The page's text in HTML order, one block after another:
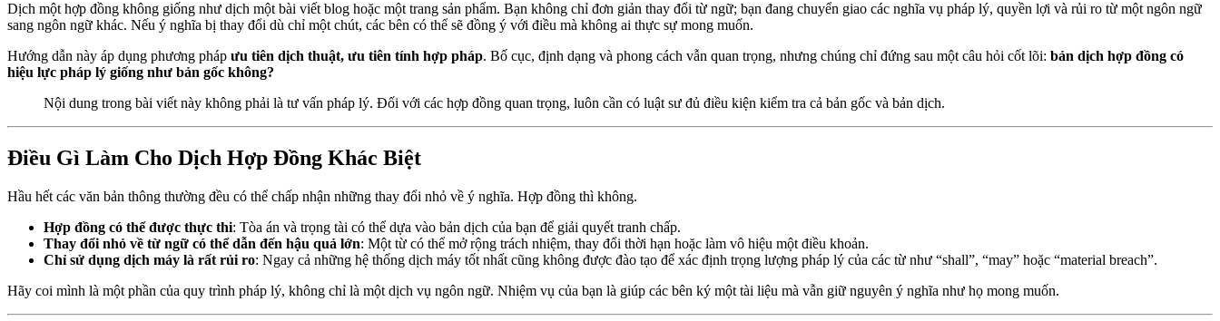
Dịch một hợp đồng không giống như dịch một bài viết blog hoặc một trang sản phẩm. Bạn không chỉ đơn giản thay đổi từ ngữ; bạn đang chuyển giao các nghĩa vụ pháp lý, quyền lợi và rủi ro từ một ngôn ngữ
sang ngôn ngữ khác. Nếu ý nghĩa bị thay đổi dù chỉ một chút, các bên có thể sẽ đồng ý với điều mà không ai thực sự mong muốn.
Hướng dẫn này áp dụng phương pháp ưu tiên dịch thuật, ưu tiên tính hợp pháp. Bố cục, định dạng và phong cách vẫn quan trọng, nhưng chúng chỉ đứng sau một câu hỏi cốt lõi: bản dịch hợp đồng có
hiệu lực pháp lý giống như bản gốc không?
Nội dung trong bài viết này không phải là tư vấn pháp lý. Đối với các hợp đồng quan trọng, luôn cần có luật sư đủ điều kiện kiểm tra cả bản gốc và bản dịch.
Điều Gì Làm Cho Dịch Hợp Đồng Khác Biệt
Hầu hết các văn bản thông thường đều có thể chấp nhận những thay đổi nhỏ về ý nghĩa. Hợp đồng thì không.
Hợp đồng có thể được thực thi: Tòa án và trọng tài có thể dựa vào bản dịch của bạn để giải quyết tranh chấp.
Thay đổi nhỏ về từ ngữ có thể dẫn đến hậu quả lớn: Một từ có thể mở rộng trách nhiệm, thay đổi thời hạn hoặc làm vô hiệu một điều khoản.
Chỉ sử dụng dịch máy là rất rủi ro: Ngay cả những hệ thống dịch máy tốt nhất cũng không được đào tạo để xác định trọng lượng pháp lý của các từ như “shall”, “may” hoặc “material breach”.
Hãy coi mình là một phần của quy trình pháp lý, không chỉ là một dịch vụ ngôn ngữ. Nhiệm vụ của bạn là giúp các bên ký một tài liệu mà vẫn giữ nguyên ý nghĩa như họ mong muốn.